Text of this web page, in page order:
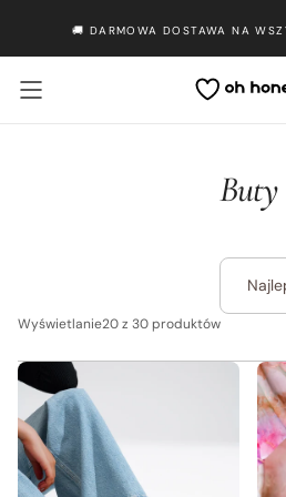
🚚 DARMOWA DOSTAWA NA
Buty
Wyświetlanie20 z 30 produktów